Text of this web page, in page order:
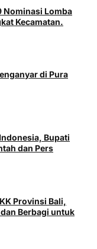
Nominasi Lomba
Kecamatan.
di Pura
Bupati
dan Pers
Provinsi Bali,
Berbagi untuk